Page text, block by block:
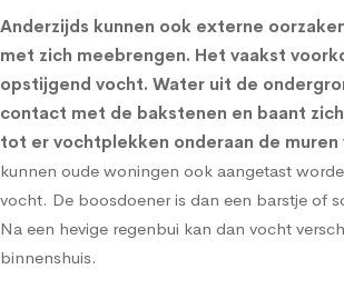
Anderzijds kunnen ook externe
met zich meebrengen. Het vaakst
opstijgend vocht. Water uit de
contact met de bakstenen en baant
tot er vochtplekken onderaan de muren
kunnen oude woningen ook aangetast
vocht. De boosdoener is dan een barstje of
Na een hevige regenbui kan dan vocht
binnenshuis.